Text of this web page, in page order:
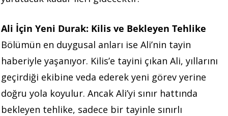
Ali İçin Yeni Durak: Kilis ve Bekleyen Tehlike
Bölümün en duygusal anları ise Ali’nin tayin
haberiyle yaşanıyor. Kilis’e tayini çıkan Ali, yıllarını
geçirdiği ekibine veda ederek yeni görev yerine
doğru yola koyulur. Ancak Ali’yi sınır hattında
bekleyen tehlike, sadece bir tayinle sınırlı